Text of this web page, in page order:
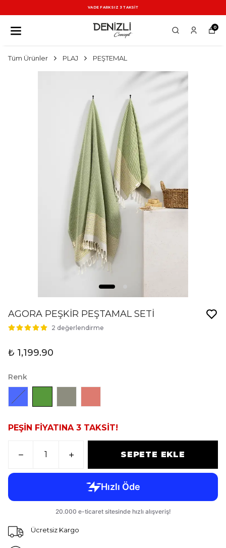
VADE FARKSIZ 3 TAKSİT
0
Tüm Ürünler PLAJ PEŞTEMAL
AGORA PEŞKİR PEŞTAMAL SETİ
2 değerlendirme
₺ 1,199.90
Renk
PEŞİN FİYATINA 3 TAKSİT!
SEPETE EKLE
Ücretsiz Kargo